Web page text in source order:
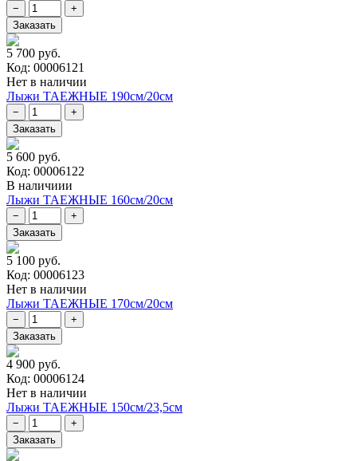
5 700 руб.
Код: 00006121
Нет в наличии
Лыжи ТАЕЖНЫЕ 190см/20см
5 600 руб.
Код: 00006122
В наличиии
Лыжи ТАЕЖНЫЕ 160см/20см
5 100 руб.
Код: 00006123
Нет в наличии
Лыжи ТАЕЖНЫЕ 170см/20см
4 900 руб.
Код: 00006124
Нет в наличии
Лыжи ТАЕЖНЫЕ 150см/23,5см